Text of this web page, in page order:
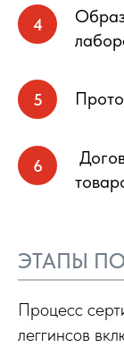
ЭТАПЫ
Процесс
леггинсов